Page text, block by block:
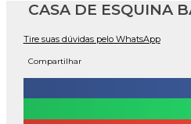
CASA DE ESQUINA
Tire suas dúvidas pelo WhatsApp
Compartilhar